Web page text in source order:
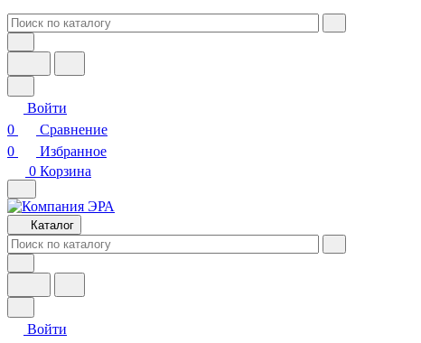
Войти
0
Сравнение
0
Избранное
0 Корзина
Каталог
Войти